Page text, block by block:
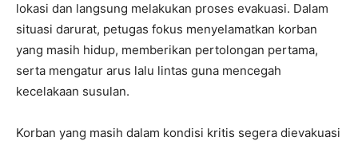
lokasi dan langsung melakukan proses evakuasi. Dalam
situasi darurat, petugas fokus menyelamatkan korban
yang masih hidup, memberikan pertolongan pertama,
serta mengatur arus lalu lintas guna mencegah
kecelakaan susulan.
Korban yang masih dalam kondisi kritis segera dievakuasi